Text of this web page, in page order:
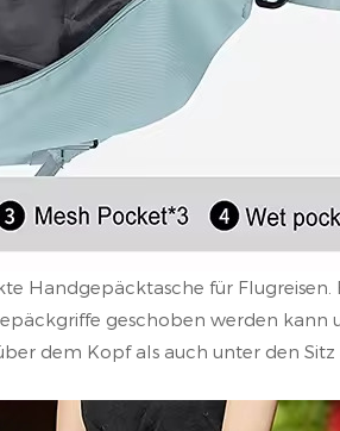
Handgepäcktasche für Flugreisen.
geschoben werden kann
dem Kopf als auch unter den Sitz